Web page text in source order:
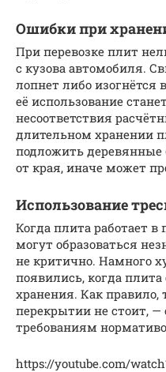
Ошибки при
При перевозке плит
с кузова автомобиля.
лопнет либо изогнётся
её использование
несоответствия
длительном хранении
подложить деревянные
от края, иначе может
Использование
Когда плита работает
могут образоваться
не критично. Намного
появились, когда
хранения. Как правило,
перекрытии не стоит, —
требованиям
https://youtube.com/